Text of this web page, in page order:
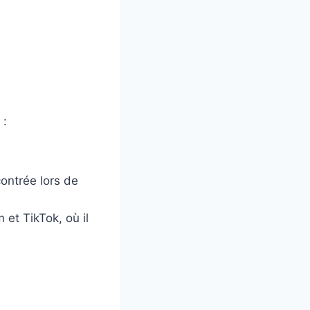
:
lors de
et TikTok, où il